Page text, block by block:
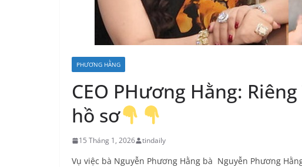
PHƯƠNG HẰNG
CEO PHương Hằng:
hồ sơ
15 Tháng 1, 2026 tindaily
Vụ việc bà Nguyễn Phương Hằng bà Nguyễn Phương